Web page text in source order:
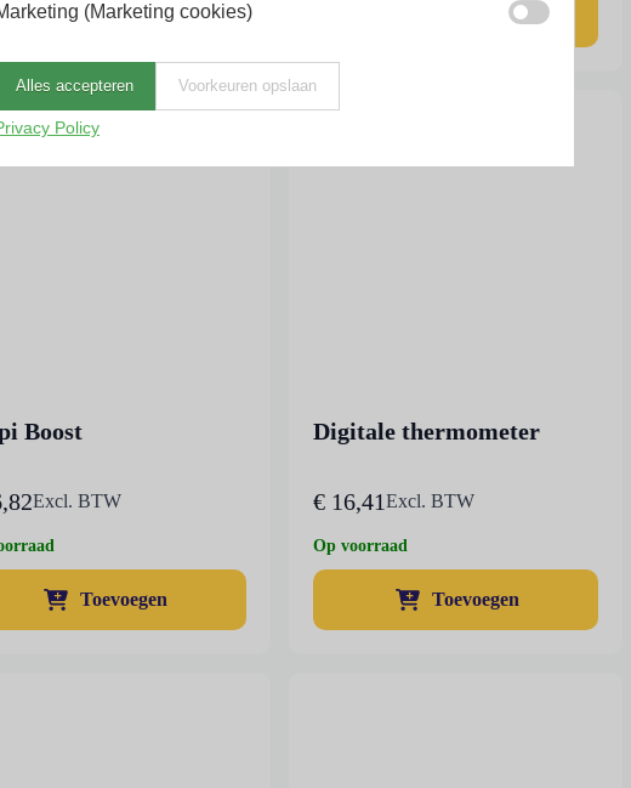
Toevoegen Toevoegen
Boost
Excl. BTW
Toevoegen
Digitale thermometer
€16,41Excl. BTW
Op voorraad
Toevoegen
(Marketing cookies)
Alles accepteren Voorkeuren opslaan
Policy